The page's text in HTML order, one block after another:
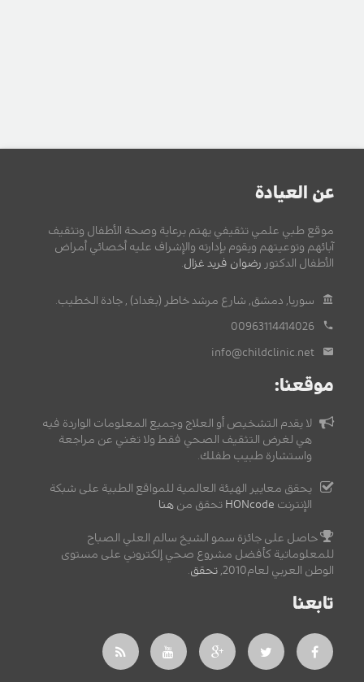
عن العيادة
موقع طبي علمي تثقيفي يهتم برعاية وصحة الأطفال وتثقيف
آبائهم وتوعيتهم ويقوم بإدارته والإشراف عليه أخصائي أمراض
الأطفال الدكتور رضوان فريد غزال.
سوريا, دمشق, شارع مرشد خاطر (بغداد) , جادة الخطيب.
00963114414026
info@childclinic.net
موقعنا:
لا يقدم التشخيص أو العلاج وجميع المعلومات الواردة فيه
هي لغرض التثقيف الصحي فقط ولا تغني عن مراجعة
واستشارة طبيب طفلك.
يحقق معايير الهيئة العالمية للمواقع الطبية على شبكة
الإنترنت HONcode تحقق من هنا
حاصل على جائزة سمو الشيخ سالم العلي الصباح
للمعلوماتية كأفضل مشروع صحي إلكتروني على مستوى
الوطن العربي لعام2010,
تحقق.
تابعنا